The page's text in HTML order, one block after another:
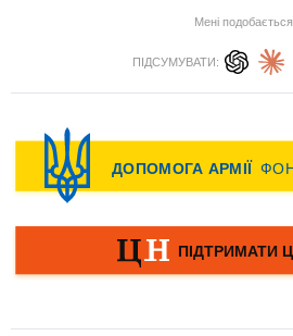
Мені подобається
ПІДСУМУВАТИ: